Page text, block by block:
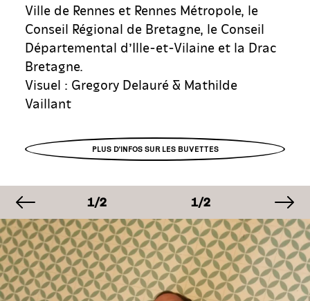
Ville de Rennes et Rennes Métropole, le
Conseil Régional de Bretagne, le Conseil
Départemental d’Ille-et-Vilaine et la Drac
Bretagne.
Visuel : Gregory Delauré & Mathilde
Vaillant
PLUS D'INFOS SUR LES BUVETTES
image précédente
IMAGE
1/2 IMAGE
1/2 1/2
IMAGE
1/2 IMAGE
1/2 1/2